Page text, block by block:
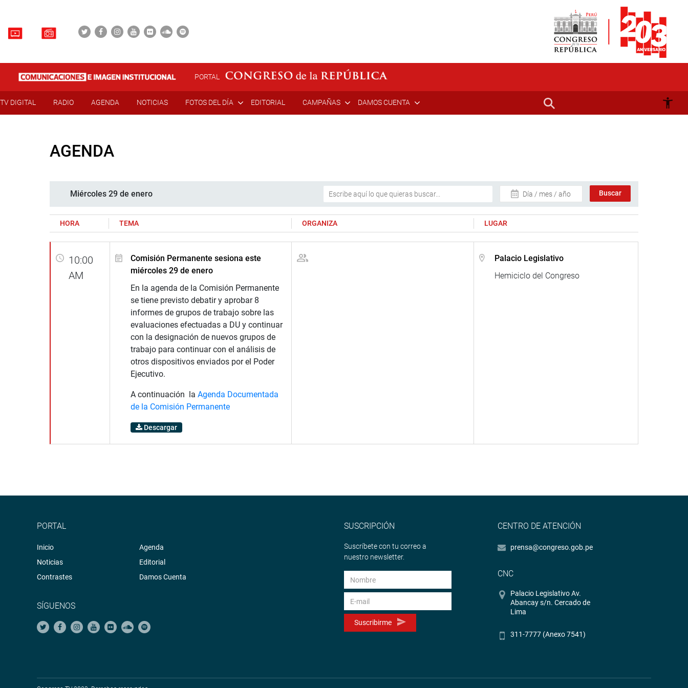
PORTAL
TV DIGITAL RADIO AGENDA NOTICIAS FOTOS DEL DÍA EDITORIAL CAMPAÑAS DAMOS CUENTA
AGENDA
Miércoles 29 de enero Día / mes / año
HORA TEMA ORGANIZA LUGAR
10:00
AM
Comisión Permanente sesiona este
miércoles 29 de enero
En la agenda de la Comisión Permanente
se tiene previsto debatir y aprobar 8
informes de grupos de trabajo sobre las
evaluaciones efectuadas a DU y continuar
con la designación de nuevos grupos de
trabajo para continuar con el análisis de
otros dispositivos enviados por el Poder
Ejecutivo.
A continuación la Agenda Documentada
de la Comisión Permanente
Descargar
Palacio Legislativo
Hemiciclo del Congreso
PORTAL
Inicio
Noticias
Contrastes
Agenda
Editorial
Damos Cuenta
SÍGUENOS
SUSCRIPCIÓN
Suscríbete con tu correo a
nuestro newsletter.
Suscribirme
CENTRO DE ATENCIÓN
prensa@congreso.gob.pe
CNC
Palacio Legislativo Av.
Abancay s/n. Cercado de
Lima
311-7777 (Anexo 7541)